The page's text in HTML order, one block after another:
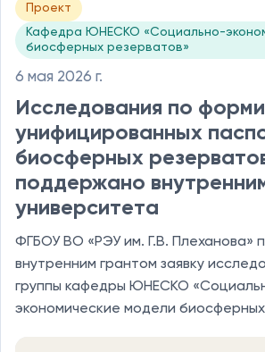
университета
Проект
Кафедра ЮНЕСКО «Социально-
биосферных резерватов»
6 мая 2026 г.
Исследования по
унифицированных
биосферных
поддержано
университета
ФГБОУ ВО «РЭУ им. Г.В. Плеханова»
внутренним грантом заявку
группы кафедры ЮНЕСКО
экономические модели